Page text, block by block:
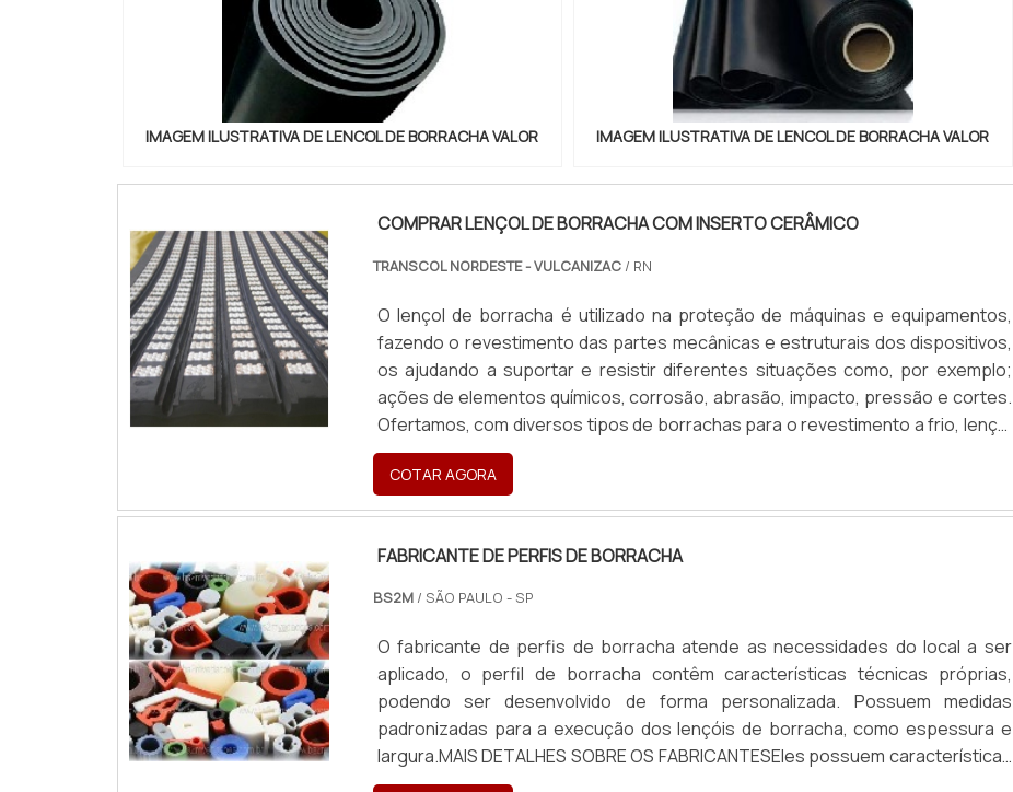
IMAGEM ILUSTRATIVA DE LENCOL DE BORRACHA VALOR IMAGEM ILUSTRATIVA DE LENCOL DE BORRACHA VALOR
COMPRAR LENÇOL DE BORRACHA COM INSERTO CERÂMICO
TRANSCOL NORDESTE - VULCANIZAC/ RN
O lençol de borracha é utilizado na proteção de máquinas e equipamentos,
fazendo o revestimento das partes mecânicas e estruturais dos dispositivos,
os ajudando a suportar e resistir diferentes situações como, por exemplo;
ações de elementos químicos, corrosão, abrasão, impacto, pressão e cortes.
Ofertamos, com diversos tipos de borrachas para o revestimento a frio, lençol
de borracha comum, média, alta e extra abrasividade, também com borracha de
inserto cerâmico com alta performance e durabilidade
COTAR AGORA
FABRICANTE DE PERFIS DE BORRACHA
BS2M/ SÃO PAULO - SP
O fabricante de perfis de borracha atende as necessidades do local a ser
aplicado, o perfil de borracha contêm características técnicas próprias,
podendo ser desenvolvido de forma personalizada. Possuem medidas
padronizadas para a execução dos lençóis de borracha, como espessura e
largura.MAIS DETALHES SOBRE OS FABRICANTESEles possuem características
técnicas próprias, variando de acordo com a matéria prima e tipo, o que o